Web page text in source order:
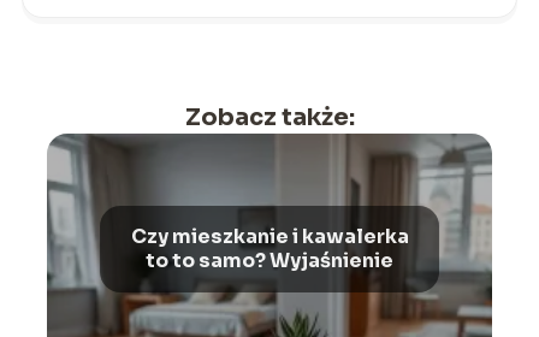
Zobacz także:
Czy mieszkanie i kawalerka
to to samo? Wyjaśnienie